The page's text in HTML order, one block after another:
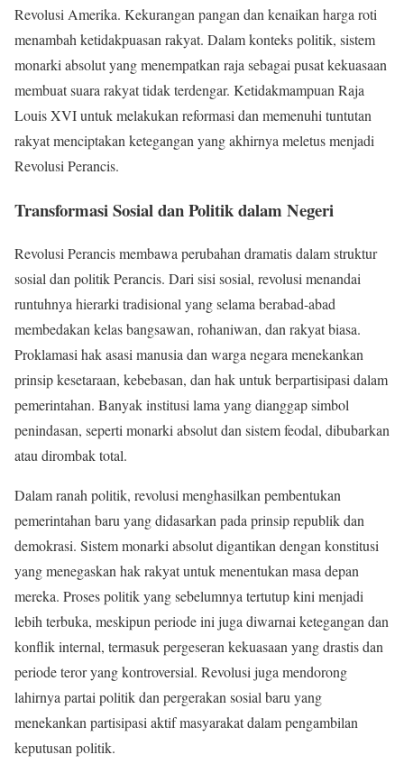
Revolusi Amerika. Kekurangan pangan dan kenaikan harga roti
menambah ketidakpuasan rakyat. Dalam konteks politik, sistem
monarki absolut yang menempatkan raja sebagai pusat kekuasaan
membuat suara rakyat tidak terdengar. Ketidakmampuan Raja
Louis XVI untuk melakukan reformasi dan memenuhi tuntutan
rakyat menciptakan ketegangan yang akhirnya meletus menjadi
Revolusi Perancis.
Transformasi Sosial dan Politik dalam Negeri
Revolusi Perancis membawa perubahan dramatis dalam struktur
sosial dan politik Perancis. Dari sisi sosial, revolusi menandai
runtuhnya hierarki tradisional yang selama berabad-abad
membedakan kelas bangsawan, rohaniwan, dan rakyat biasa.
Proklamasi hak asasi manusia dan warga negara menekankan
prinsip kesetaraan, kebebasan, dan hak untuk berpartisipasi dalam
pemerintahan. Banyak institusi lama yang dianggap simbol
penindasan, seperti monarki absolut dan sistem feodal, dibubarkan
atau dirombak total.
Dalam ranah politik, revolusi menghasilkan pembentukan
pemerintahan baru yang didasarkan pada prinsip republik dan
demokrasi. Sistem monarki absolut digantikan dengan konstitusi
yang menegaskan hak rakyat untuk menentukan masa depan
mereka. Proses politik yang sebelumnya tertutup kini menjadi
lebih terbuka, meskipun periode ini juga diwarnai ketegangan dan
konflik internal, termasuk pergeseran kekuasaan yang drastis dan
periode teror yang kontroversial. Revolusi juga mendorong
lahirnya partai politik dan pergerakan sosial baru yang
menekankan partisipasi aktif masyarakat dalam pengambilan
keputusan politik.